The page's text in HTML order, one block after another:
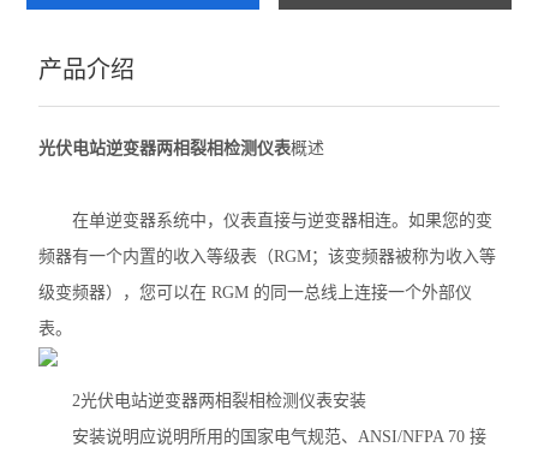
AWT100
ADW300
ADW400环保监测模块
数字式多功能电力仪表
导轨式电能表
产品介绍
光伏电站逆变器两相裂相检测仪表概述
在单逆变器系统中，仪表直接与逆变器相连。如果您的变
频器有一个内置的收入等级表（RGM；该变频器被称为收入等
级变频器），您可以在 RGM 的同一总线上连接一个外部仪
表。
2光伏电站逆变器两相裂相检测仪表安装
安装说明应说明所用的国家电气规范、ANSI/NFPA 70 接